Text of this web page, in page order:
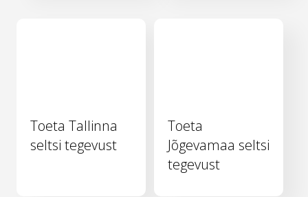
Toeta Tallinna
seltsi tegevust
Toeta
Jõgevamaa seltsi
tegevust